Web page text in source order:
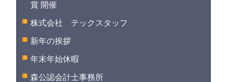
賞 開催
株式会社 テックスタッフ
新年の挨拶
年末年始休暇
森公認会計士事務所